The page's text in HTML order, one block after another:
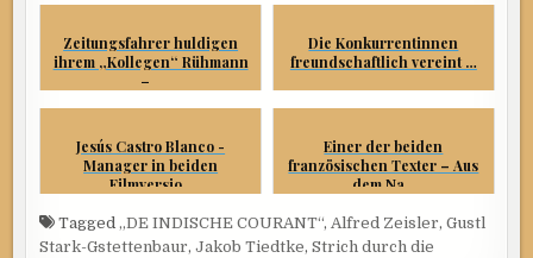
Zeitungsfahrer huldigen
ihrem „Kollegen“ Rühmann
–...
Die Konkurrentinnen
freundschaftlich vereint …
Jesús Castro Blanco -
Manager in beiden
Filmversio...
Einer der beiden
französischen Texter – Aus
dem Na...
Tagged„DE INDISCHE COURANT“,Alfred Zeisler,Gustl
Stark-Gstettenbaur,Jakob Tiedtke,Strich durch die